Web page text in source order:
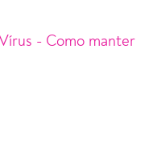
- Como manter